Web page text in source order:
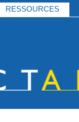
RESSOURCES